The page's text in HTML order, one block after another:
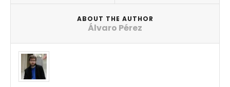
ABOUT THE AUTHOR
Álvaro Pérez